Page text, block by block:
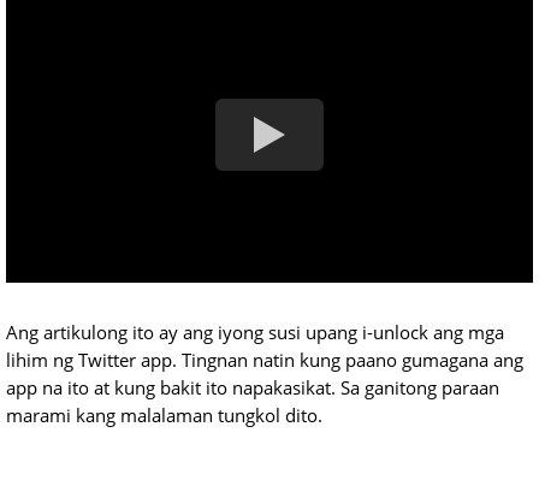
Ang artikulong ito ay ang iyong susi upang i-unlock ang mga
lihim ng Twitter app. Tingnan natin kung paano gumagana ang
app na ito at kung bakit ito napakasikat. Sa ganitong paraan
marami kang malalaman tungkol dito.